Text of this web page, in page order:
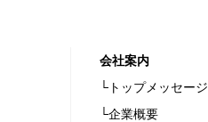
会社案内
└トップメッセージ
└企業概要